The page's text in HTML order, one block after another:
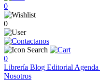
0
0
0
Librería Blog Editorial Agenda
Nosotros